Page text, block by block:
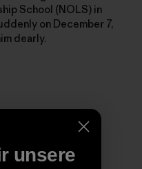
School (NOLS) in
on December 7,
dearly.
unsere